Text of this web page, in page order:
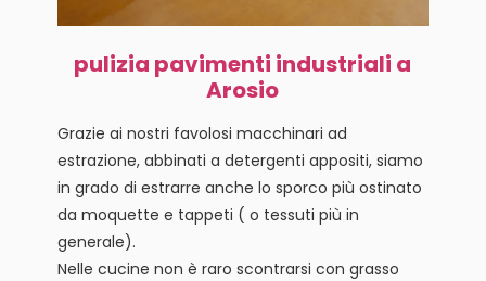
pulizia pavimenti industriali a
Arosio
Grazie ai nostri favolosi macchinari ad
estrazione, abbinati a detergenti appositi, siamo
in grado di estrarre anche lo sporco più ostinato
da moquette e tappeti ( o tessuti più in
generale).
Nelle cucine non è raro scontrarsi con grasso